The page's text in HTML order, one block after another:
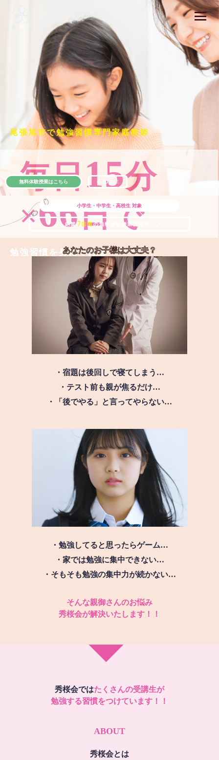
尾張旭市で勉強習慣専門家庭教師
毎日15分
×66日で
勉強習慣を身につける
小学生・中学生・高校生 対象
＼ 絶賛 7 日間の無料体験授業実施中!! ／
無料体験授業はこちら 公式LINE
あなたのお子様は大丈夫？
・宿題は後回しで寝てしまう…
・テスト前も親が焦るだけ…
・「後でやる」と言ってやらない…
・勉強してると思ったらゲーム…
・家では勉強に集中できない…
・そもそも勉強の集中力が続かない…
そんな親御さんのお悩み
秀桜会が解決いたします！！
秀桜会ではたくさんの受講生が
勉強する習慣をつけています！！
ABOUT
秀桜会とは